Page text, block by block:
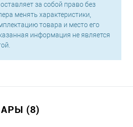
за собой право без
менять характеристики,
товара и место его
информация не является
(8)